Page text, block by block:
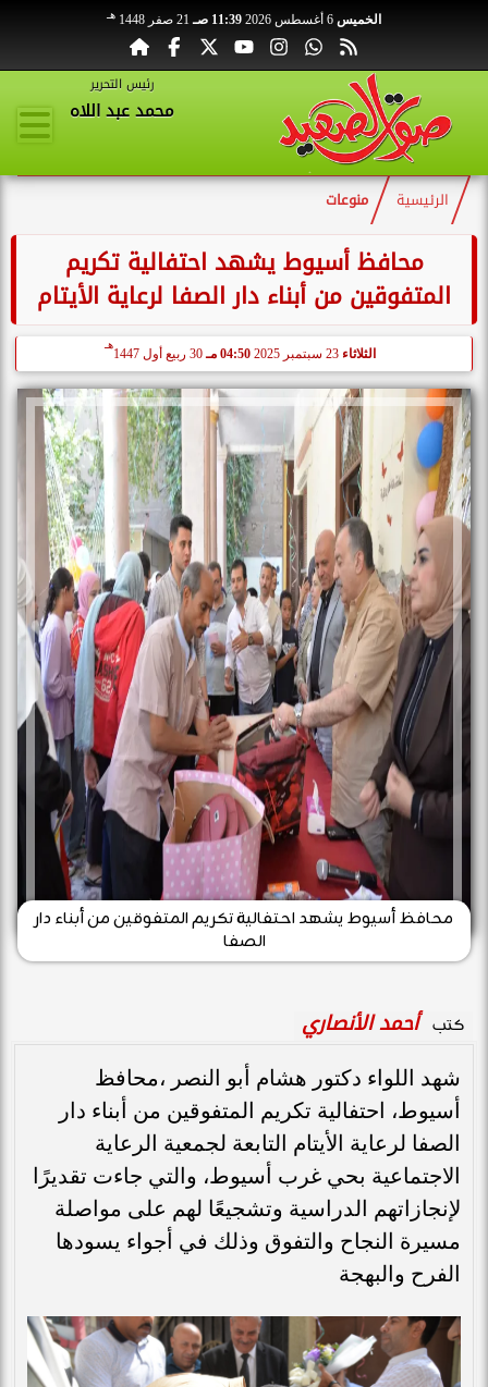
الخميس 11:39 صـ 21 صفر 1448 هـ
رئيس التحرير
محمد عبد اللاه
الرئيسية منوعات
محافظ أسيوط يشهد احتفالية تكريم
المتفوقين من أبناء دار الصفا لرعاية الأيتام
الثلاثاء 23 سبتمبر 2025 04:50 مـ 30 ربيع أول 1447
هـ
محافظ أسيوط يشهد احتفالية تكريم المتفوقين من أبناء دار
الصفا
كتب أحمد الأنصاري
شهد اللواء دكتور هشام أبو النصر ،محافظ
أسيوط، احتفالية تكريم المتفوقين من أبناء دار
الصفا لرعاية الأيتام التابعة لجمعية الرعاية
الاجتماعية بحي غرب أسيوط، والتي جاءت تقديرًا
لإنجازاتهم الدراسية وتشجيعًا لهم على مواصلة
مسيرة النجاح والتفوق وذلك في أجواء يسودها
الفرح والبهجة